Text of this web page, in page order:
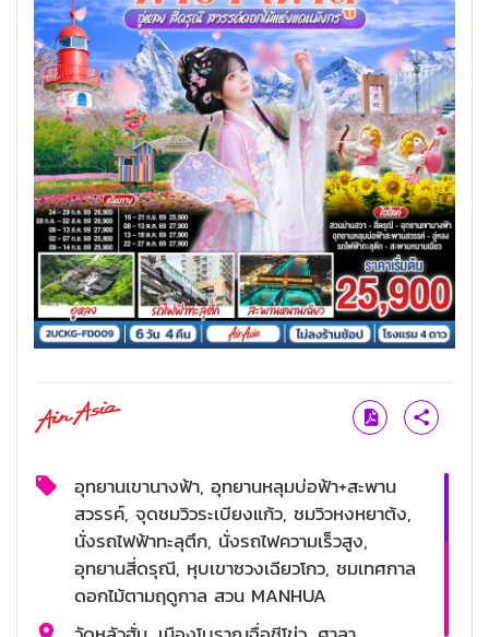
อุทยานเขานางฟ้า, อุทยานหลุมบ่อฟ้า+สะพาน
สวรรค์, จุดชมวิวระเบียงแก้ว, ชมวิวหงหยาต้ง,
นั่งรถไฟฟ้าทะลุตึก, นั่งรถไฟความเร็วสูง,
อุทยานสี่ดรุณี, หุบเขาซวงเฉียวโกว, ชมเทศกาล
ดอกไม้ตามฤดูกาล สวน MANHUA